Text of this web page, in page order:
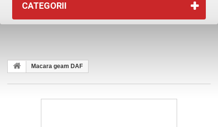
CATEGORII
Macara geam DAF